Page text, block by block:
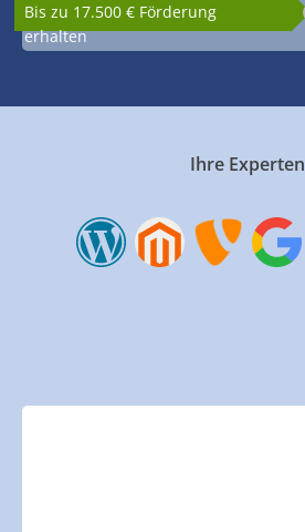
Bis zu 17.500 € Förderung
erhalten
Ihre Experten